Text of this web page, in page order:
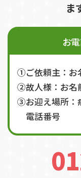
ま
お
①ご依頼主：お
②故人様：お名
③お迎え場所：
電話番号